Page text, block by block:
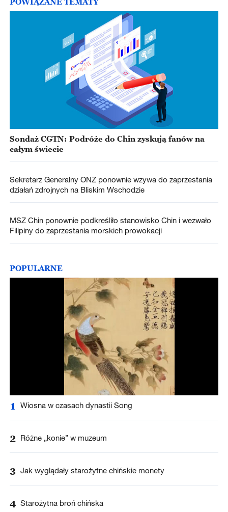
Sondaż CGTN: Podróże do Chin zyskują fanów na
całym świecie
Sekretarz Generalny ONZ ponownie wzywa do zaprzestania
działań zdrojnych na Bliskim Wschodzie
MSZ Chin ponownie podkreśliło stanowisko Chin i wezwało
Filipiny do zaprzestania morskich prowokacji
POPULARNE
1 Wiosna w czasach dynastii Song
2 Różne „konie” w muzeum
3 Jak wyglądały starożytne chińskie monety
4 Starożytna broń chińska